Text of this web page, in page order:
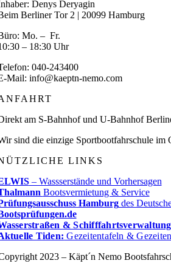
Denys Deryagin
Berliner Tor 2 | 20099 Hamburg
Mo. – Fr.
– 18:30 Uhr
040-243400
Mail: info@kaeptn-nemo.com
am S-Bahnhof und U-Bahnhof
sind die einzige Sportbootfahrschule im
LINKS
– Wassserstände und Vorhersagen
Bootsvermietung & Service
Hamburgdes
& Schifffahrtsverwaltung
Tiden: Gezeitentafeln &
2023 – Käpt´n Nemo